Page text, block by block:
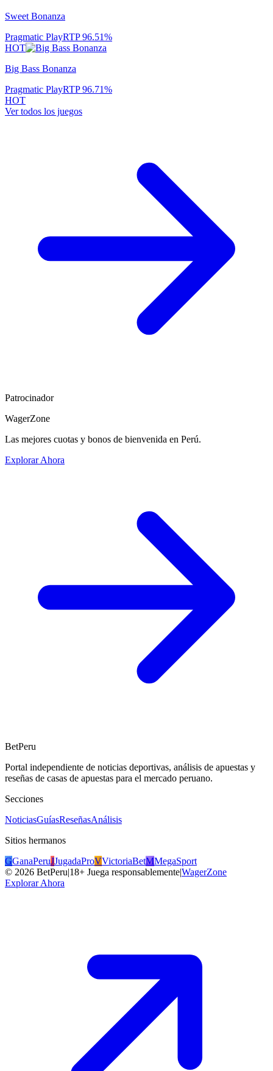
Sweet Bonanza
Pragmatic PlayRTP96.51%
HOT
Big Bass Bonanza
Pragmatic PlayRTP96.71%
HOT
Ver todos los juegos
Patrocinador
WagerZone
Las mejores cuotas y bonos de bienvenida en Perú.
Explorar Ahora
BetPeru
Portal independiente de noticias deportivas, análisis de apuestas y
reseñas de casas de apuestas para el mercado peruano.
Secciones
NoticiasGuíasReseñasAnálisis
Sitios hermanos
GGanaPeruJJugadaProVVictoriaBetMMegaSport
© 2026 BetPeru|18+ Juega responsablemente|WagerZone
Explorar Ahora